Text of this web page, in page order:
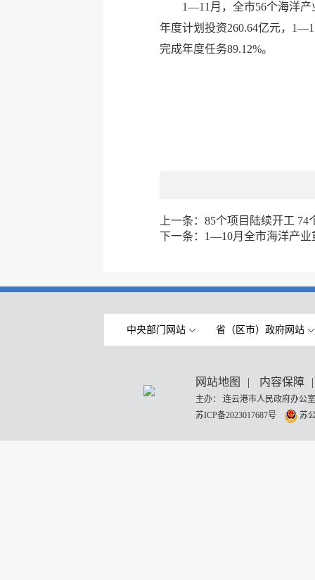
1—11月，全市56个海洋产
年度计划投资260.64亿元，
完成年度任务89.12%。
上一条： 85个项目陆续开工 74
下一条： 1—10月全市海洋产业
中央部门网站 省（区市）政府网站
网站地图 | 内容保障 |
主办： 连云港市人民政府办
苏ICP备2023017687号
苏